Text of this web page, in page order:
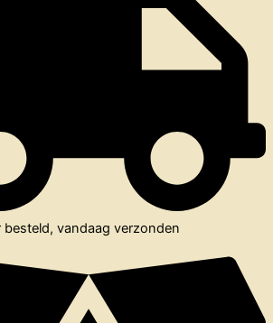
besteld, vandaag verzonden